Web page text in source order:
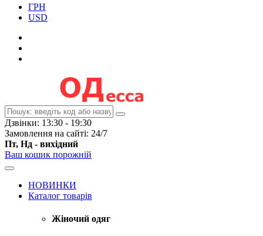
ГРН
USD
Дзвінки: 13:30 - 19:30
Замовлення на сайті: 24/7
Пт, Нд - вихідний
Ваш кошик порожній
НОВИНКИ
Каталог товарів
Жіночий одяг